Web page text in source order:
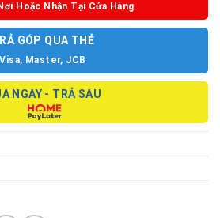
Hoặc Nhận Tại Cửa Hàng
GÓP QUA THẺ
Visa, Master, JCB
NGAY - TRẢ SAU